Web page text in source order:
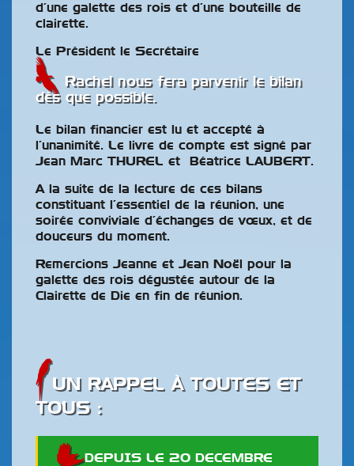
d’une galette des rois et d’une bouteille de
clairette.
Le Président le Secrétaire
Rachel nous fera parvenir le bilan
dès que possible.
Le bilan financier est lu et accepté à
l’unanimité. Le livre de compte est signé par
Jean Marc THUREL et Béatrice LAUBERT.
A la suite de la lecture de ces bilans
constituant l’essentiel de la réunion, une
soirée conviviale d’échanges de vœux, et de
douceurs du moment.
Remercions Jeanne et Jean Noël pour la
galette des rois dégustée autour de la
Clairette de Die en fin de réunion.
UN RAPPEL À TOUTES ET
TOUS :
DEPUIS LE 20 DECEMBRE